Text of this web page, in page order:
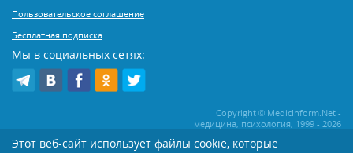
Пользовательское соглашение
Бесплатная подписка
Мы в социальных сетях:
Copyright © MedicInform.Net -
медицина, психология, 1999 - 2026
Этот веб-сайт использует файлы cookie, которые